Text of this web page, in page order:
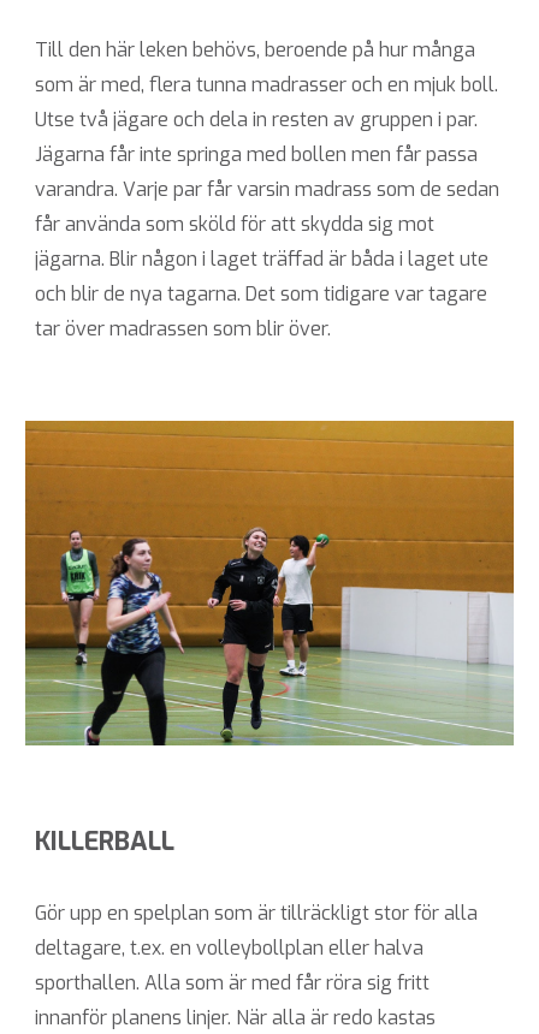
Till den här leken behövs, beroende på hur många
som är med, flera tunna madrasser och en mjuk boll.
Utse två jägare och dela in resten av gruppen i par.
Jägarna får inte springa med bollen men får passa
varandra. Varje par får varsin madrass som de sedan
får använda som sköld för att skydda sig mot
jägarna. Blir någon i laget träffad är båda i laget ute
och blir de nya tagarna. Det som tidigare var tagare
tar över madrassen som blir över.
KILLERBALL
Gör upp en spelplan som är tillräckligt stor för alla
deltagare, t.ex. en volleybollplan eller halva
sporthallen. Alla som är med får röra sig fritt
innanför planens linjer. När alla är redo kastas